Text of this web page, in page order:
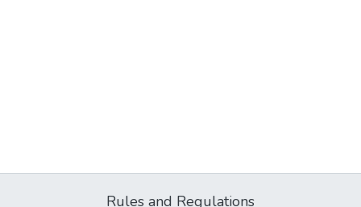
Rules and Regulations